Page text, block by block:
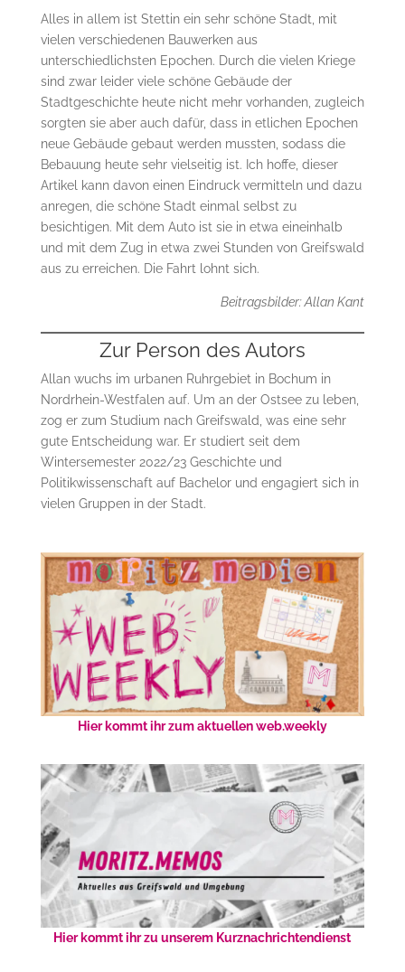
Alles in allem ist Stettin ein sehr schöne Stadt, mit
vielen verschiedenen Bauwerken aus
unterschiedlichsten Epochen. Durch die vielen Kriege
sind zwar leider viele schöne Gebäude der
Stadtgeschichte heute nicht mehr vorhanden, zugleich
sorgten sie aber auch dafür, dass in etlichen Epochen
neue Gebäude gebaut werden mussten, sodass die
Bebauung heute sehr vielseitig ist. Ich hoffe, dieser
Artikel kann davon einen Eindruck vermitteln und dazu
anregen, die schöne Stadt einmal selbst zu
besichtigen. Mit dem Auto ist sie in etwa eineinhalb
und mit dem Zug in etwa zwei Stunden von Greifswald
aus zu erreichen. Die Fahrt lohnt sich.
Beitragsbilder: Allan Kant
Zur Person des Autors
Allan wuchs im urbanen Ruhrgebiet in Bochum in
Nordrhein-Westfalen auf. Um an der Ostsee zu leben,
zog er zum Studium nach Greifswald, was eine sehr
gute Entscheidung war. Er studiert seit dem
Wintersemester 2022/23 Geschichte und
Politikwissenschaft auf Bachelor und engagiert sich in
vielen Gruppen in der Stadt.
Hier kommt ihr zum aktuellen web.weekly
Hier kommt ihr zu unserem Kurznachrichtendienst